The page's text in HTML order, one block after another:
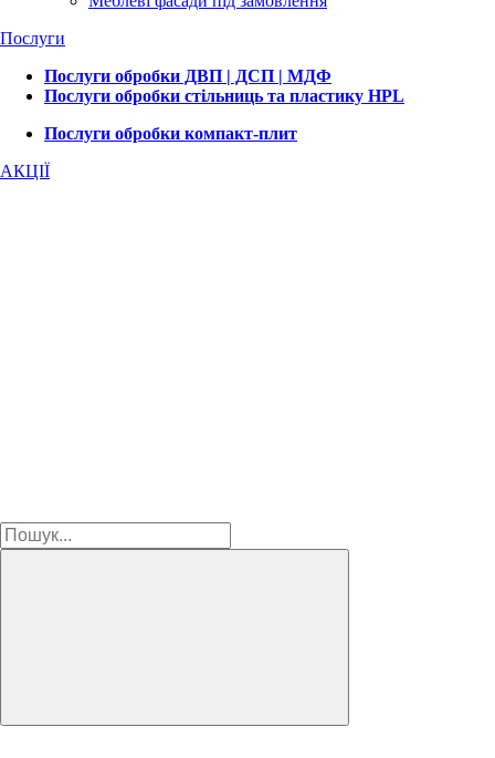
Послуги
Послуги обробки ДВП | ДСП | МДФ
Послуги обробки стільниць та пластику HPL
Послуги обробки компакт-плит
АКЦІЇ